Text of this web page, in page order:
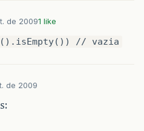
de 20091 like
// vazia
de 2009